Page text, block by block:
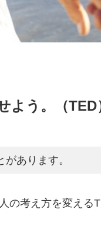
う。（TED
あります。
の考え方を変える